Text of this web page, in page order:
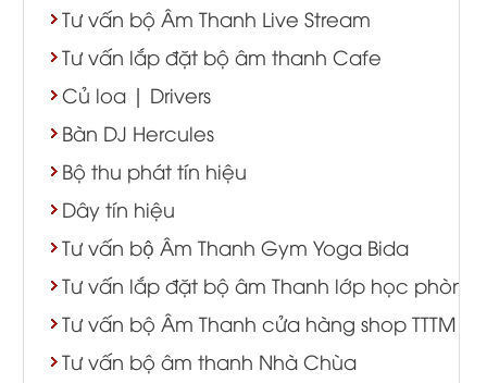
Tư vấn bộ Âm Thanh Live Stream
Tư vấn lắp đặt bộ âm thanh Cafe
Củ loa | Drivers
Bàn DJ Hercules
Bộ thu phát tín hiệu
Dây tín hiệu
Tư vấn bộ Âm Thanh Gym Yoga Bida
Tư vấn lắp đặt bộ âm Thanh lớp học phòng
Tư vấn bộ Âm Thanh cửa hàng shop TTTM
Tư vấn bộ âm thanh Nhà Chùa